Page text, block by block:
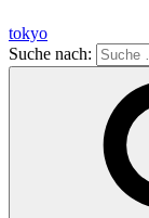
tokyo
Suche nach: